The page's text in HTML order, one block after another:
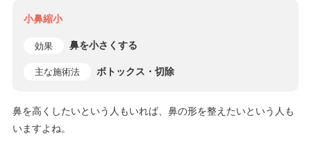
小鼻縮小
効果 鼻を小さくする
主な施術法 ボトックス・切除
鼻を高くしたいという人もいれば、鼻の形を整えたいという人も
いますよね。